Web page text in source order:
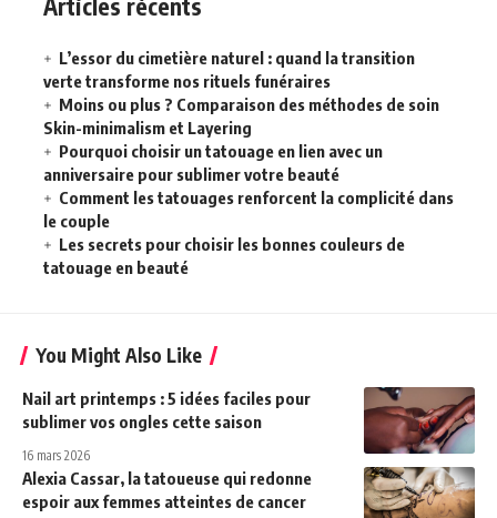
Articles récents
L’essor du cimetière naturel : quand la transition
verte transforme nos rituels funéraires
Moins ou plus ? Comparaison des méthodes de soin
Skin-minimalism et Layering
Pourquoi choisir un tatouage en lien avec un
anniversaire pour sublimer votre beauté
Comment les tatouages renforcent la complicité dans
le couple
Les secrets pour choisir les bonnes couleurs de
tatouage en beauté
You Might Also Like
Nail art printemps : 5 idées faciles pour
sublimer vos ongles cette saison
16 mars 2026
Alexia Cassar, la tatoueuse qui redonne
espoir aux femmes atteintes de cancer